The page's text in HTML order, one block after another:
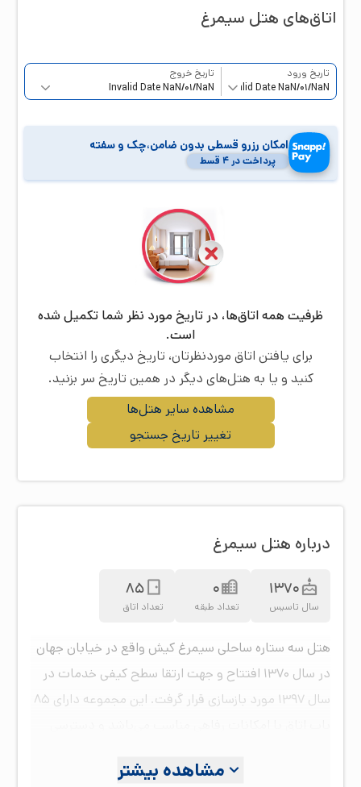
اتاق‌‌های هتل سیمرغ
تاریخ ورود تاریخ خروج
امکان رزرو قسطی بدون ضامن،چک و سفته
پرداخت در ۴ قسط
ظرفیت همه اتاق‌ها، در تاریخ مورد نظر شما تکمیل شده
است.
برای یافتن اتاق موردنظرتان، تاریخ دیگری را انتخاب
کنید و یا به هتل‌های دیگر در همین تاریخ سر بزنید.
تغییر تاریخ جستجو
مشاهده سایر هتل‌ها
درباره هتل سیمرغ
1370
سال تاسیس
0
تعداد طبقه
85
تعداد اتاق
هتل سه ستاره ساحلی سیمرغ کیش واقع در خیابان جهان
در سال ۱۳۷۰ افتتاح و جهت ارتقا سطح کیفی خدمات در
سال ۱۳۹۷ مورد بازسازی قرار گرفت. این مجموعه دارای ۸۵
دارد. هتل سیمرغ با امکانات و تجهیزات رفاهی ویژه از
مشاهده بیشتر